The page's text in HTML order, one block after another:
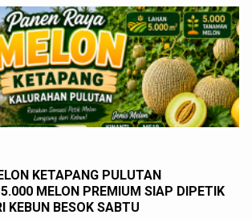
KETAPANG PULUTAN
MELON PREMIUM SIAP DIPETIK
KEBUN BESOK SABTU